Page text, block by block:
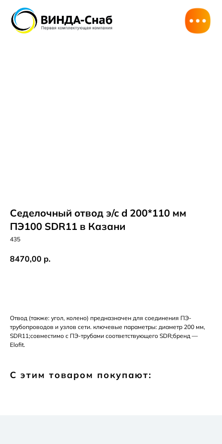
Седелочный отвод э/с d 200*110 мм
ПЭ100 SDR11 в Казани
435
8470,00 р.
Отвод (также: угол, колено) предназначен для соединения ПЭ-
трубопроводов и узлов сети. ключевые параметры: диаметр 200 мм,
SDR11;совместимо с ПЭ-трубами соответствующего SDR;бренд —
Elofit.
С этим товаром покупают: